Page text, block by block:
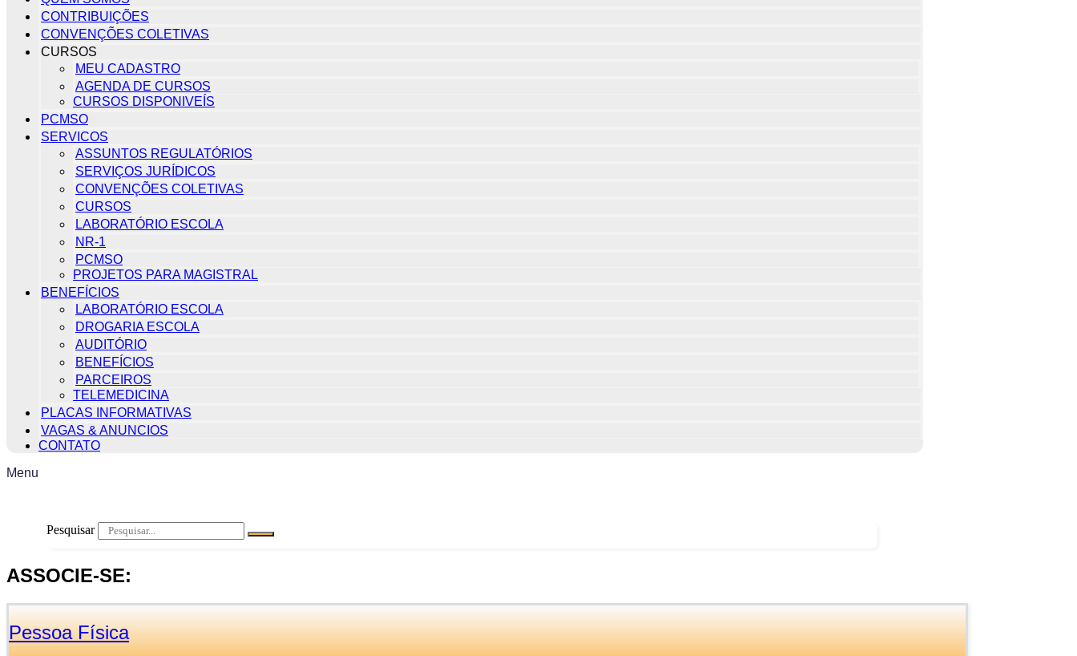
CONTRIBUIÇÕES
CONVENÇÕES COLETIVAS
CURSOS
MEU CADASTRO
AGENDA DE CURSOS
CURSOS DISPONIVEÍS
PCMSO
SERVICOS
ASSUNTOS REGULATÓRIOS
SERVIÇOS JURÍDICOS
CONVENÇÕES COLETIVAS
CURSOS
LABORATÓRIO ESCOLA
NR-1
PCMSO
PROJETOS PARA MAGISTRAL
BENEFÍCIOS
LABORATÓRIO ESCOLA
DROGARIA ESCOLA
AUDITÓRIO
BENEFÍCIOS
PARCEIROS
TELEMEDICINA
PLACAS INFORMATIVAS
VAGAS & ANUNCIOS
CONTATO
Menu
Pesquisar
ASSOCIE-SE:
Pessoa Física